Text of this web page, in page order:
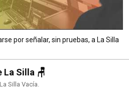
por señalar, sin pruebas, a La Silla
La Silla 🪑
Silla Vacía.